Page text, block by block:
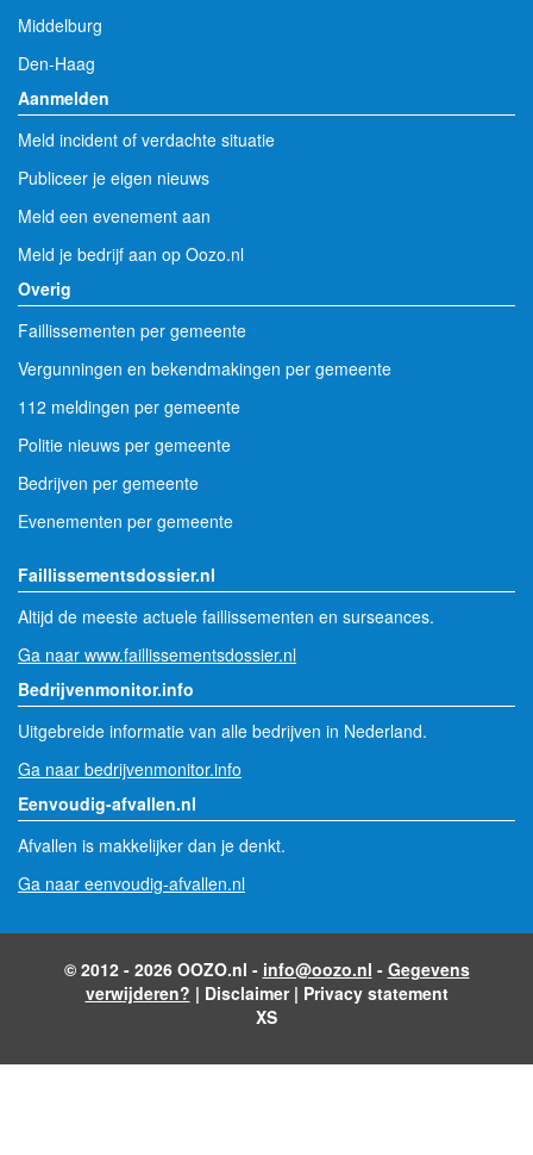
Middelburg
Den-Haag
Aanmelden
Meld incident of verdachte situatie
Publiceer je eigen nieuws
Meld een evenement aan
Meld je bedrijf aan op Oozo.nl
Overig
Faillissementen per gemeente
Vergunningen en bekendmakingen per gemeente
112 meldingen per gemeente
Politie nieuws per gemeente
Bedrijven per gemeente
Evenementen per gemeente
Faillissementsdossier.nl
Altijd de meeste actuele faillissementen en surseances.
Ga naar www.faillissementsdossier.nl
Bedrijvenmonitor.info
Uitgebreide informatie van alle bedrijven in Nederland.
Ga naar bedrijvenmonitor.info
Eenvoudig-afvallen.nl
Afvallen is makkelijker dan je denkt.
Ga naar eenvoudig-afvallen.nl
© 2012 - 2026 OOZO.nl - info@oozo.nl - Gegevens
verwijderen? | Disclaimer| Privacy statement
XS